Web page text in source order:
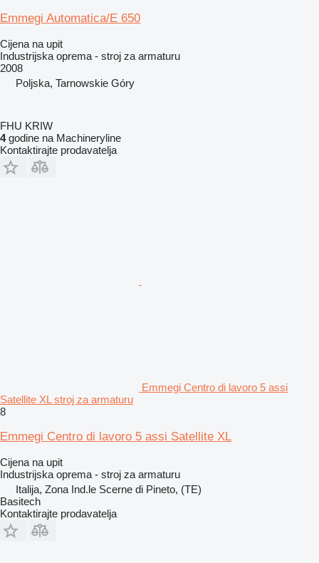
Emmegi Automatica/E 650
Cijena na upit
Industrijska oprema - stroj za armaturu
2008
Poljska, Tarnowskie Góry
FHU KRIW
4godine na Machineryline
Kontaktirajte prodavatelja
Emmegi Centro di lavoro 5 assi
Satellite XL stroj za armaturu
8
Emmegi Centro di lavoro 5 assi Satellite XL
Cijena na upit
Industrijska oprema - stroj za armaturu
Italija, Zona Ind.le Scerne di Pineto, (TE)
Basitech
Kontaktirajte prodavatelja